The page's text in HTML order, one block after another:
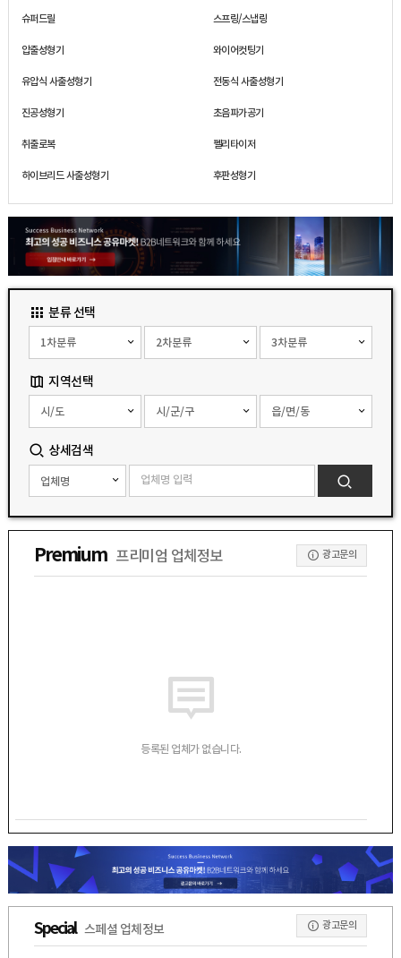
슈퍼드릴 스프링/스냅링
압출성형기 와이어컷팅기
유압식 사출성형기 전동식 사출성형기
진공성형기 초음파가공기
취출로복 펠리타이저
하이브리드 사출성형기 후판성형기
분류 선택
지역선택
상세검색
Premium 프리미엄 업체정보 광고문의
등록된 업체가 없습니다.
Special 스페셜 업체정보 광고문의